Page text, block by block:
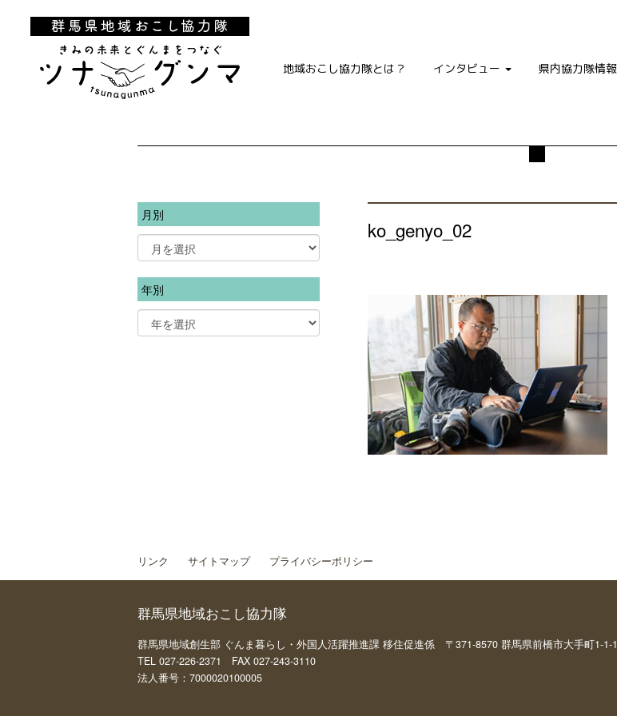
地域おこし協力隊とは？ インタビュー 県内協力隊情報
ko_genyo_02
月別
年別
リンク サイトマップ プライバシーポリシー
群馬県地域おこし協力隊
群馬県地域創生部 ぐんま暮らし・外国人活躍推進課 移住促進係 〒371-8570 群馬県前橋市大手町1-1-1
TEL 027-226-2371 FAX 027-243-3110
法人番号：7000020100005